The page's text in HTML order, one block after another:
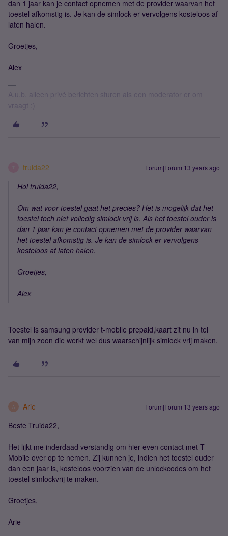
dan 1 jaar kan je contact opnemen met de provider waarvan het
toestel afkomstig is. Je kan de simlock er vervolgens kosteloos af
laten halen.
Groetjes,
Alex
A.u.b. alleen privé berichten sturen als een moderator er om
vraagt :)
truida22 Forum|Forum|13 years ago
Hoi truida22,
Om wat voor toestel gaat het precies? Het is mogelijk dat het
toestel toch niet volledig simlock vrij is. Als het toestel ouder is
dan 1 jaar kan je contact opnemen met de provider waarvan
het toestel afkomstig is. Je kan de simlock er vervolgens
kosteloos af laten halen.
Groetjes,
Alex
Toestel is samsung provider t-mobile prepaid,kaart zit nu in tel
van mijn zoon die werkt wel dus waarschijnlijk simlock vrij maken.
A Arie Forum|Forum|13 years ago
Beste Truida22,
Het lijkt me inderdaad verstandig om hier even contact met T-
Mobile over op te nemen. Zij kunnen je, indien het toestel ouder
dan een jaar is, kosteloos voorzien van de unlockcodes om het
toestel simlockvrij te maken.
Groetjes,
Arie